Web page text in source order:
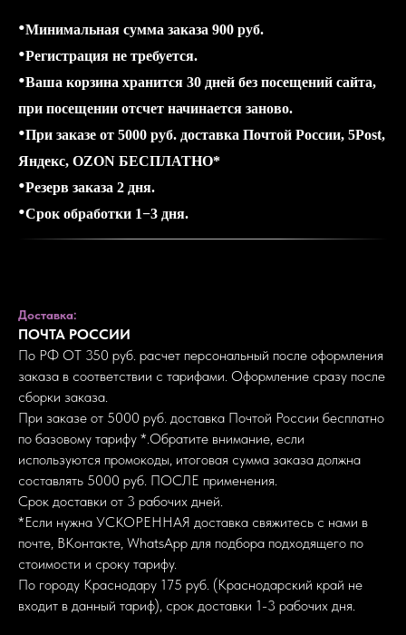
•Минимальная сумма заказа 900 руб.
•Регистрация не требуется.
•Ваша корзина хранится 30 дней без посещений сайта,
при посещении отсчет начинается заново.
•При заказе от 5000 руб. доставка Почтой России, 5Post,
Яндекс, OZON БЕСПЛАТНО*
•Резерв заказа 2 дня.
•Срок обработки 1−3 дня.
Доставка:
ПОЧТА РОССИИ
По РФ ОТ 350 руб. расчет персональный после оформления
заказа в соответствии с тарифами. Оформление сразу после
сборки заказа.
При заказе от 5000 руб. доставка Почтой России бесплатно
по базовому тарифу *.Обратите внимание, если
используются промокоды, итоговая сумма заказа должна
составлять 5000 руб. ПОСЛЕ применения.
Срок доставки от 3 рабочих дней.
*Если нужна УСКОРЕННАЯ доставка свяжитесь с нами в
почте, ВКонтакте, WhatsApp для подбора подходящего по
стоимости и сроку тарифу.
По городу Краснодару 175 руб. (Краснодарский край не
входит в данный тариф), срок доставки 1-3 рабочих дня.